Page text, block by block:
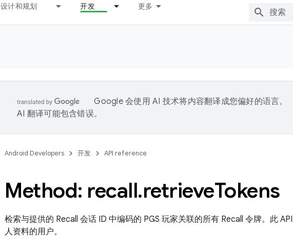
设计和规划 开发 更多
Google 会使用 AI 技术将内容翻译成您偏好的语言。
AI 翻译可能包含错误。
Android Developers 开发 API reference
Method: recall.retrieveTokens
检索与提供的 Recall 会话 ID 中编码的 PGS 玩家关联的所有 Recall 令牌。此
人资料的用户。